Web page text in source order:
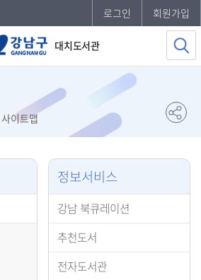
로그인 회원가입
대치도서관
사이트맵
정보서비스
강남 북큐레이션
추천도서
전자도서관